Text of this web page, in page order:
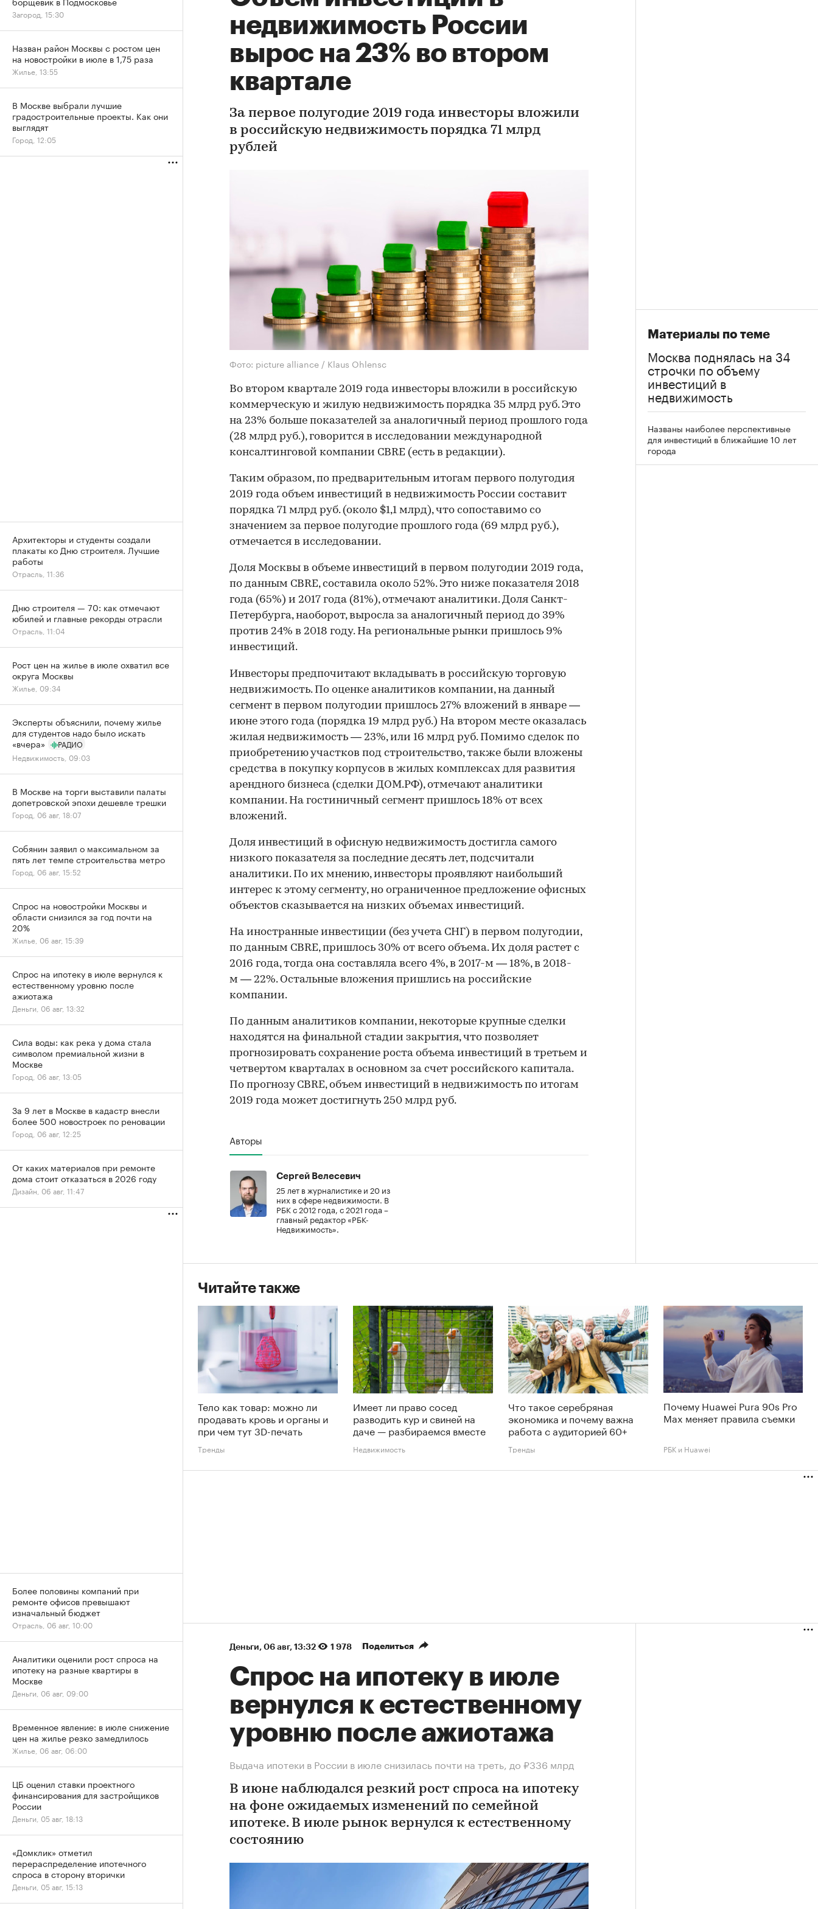
недвижимость России
вырос на 23% во втором
квартале
За первое полугодие 2019 года инвесторы вложили
в российскую недвижимость порядка 71 млрд
рублей
Фото: picture alliance / Klaus Ohlensc
Во втором квартале 2019 года инвесторы вложили в российскую
коммерческую и жилую недвижимость порядка 35 млрд руб. Это
на 23% больше показателей за аналогичный период прошлого года
(28 млрд руб.), говорится в исследовании международной
консалтинговой компании CBRE (есть в редакции).
Таким образом, по предварительным итогам первого полугодия
2019 года объем инвестиций в недвижимость России составит
порядка 71 млрд руб. (около $1,1 млрд), что сопоставимо со
значением за первое полугодие прошлого года (69 млрд руб.),
отмечается в исследовании.
Доля Москвы в объеме инвестиций в первом полугодии 2019 года,
по данным CBRE, составила около 52%. Это ниже показателя 2018
года (65%) и 2017 года (81%), отмечают аналитики. Доля Санкт-
Петербурга, наоборот, выросла за аналогичный период до 39%
против 24% в 2018 году. На региональные рынки пришлось 9%
инвестиций.
Инвесторы предпочитают вкладывать в российскую торговую
недвижимость. По оценке аналитиков компании, на данный
сегмент в первом полугодии пришлось 27% вложений в январе —
июне этого года (порядка 19 млрд руб.) На втором месте оказалась
жилая недвижимость — 23%, или 16 млрд руб. Помимо сделок по
приобретению участков под строительство, также были вложены
средства в покупку корпусов в жилых комплексах для развития
арендного бизнеса (сделки ДОМ.РФ), отмечают аналитики
компании. На гостиничный сегмент пришлось 18% от всех
вложений.
Доля инвестиций в офисную недвижимость достигла самого
низкого показателя за последние десять лет, подсчитали
аналитики. По их мнению, инвесторы проявляют наибольший
интерес к этому сегменту, но ограниченное предложение офисных
объектов сказывается на низких объемах инвестиций.
На иностранные инвестиции (без учета СНГ) в первом полугодии,
по данным CBRE, пришлось 30% от всего объема. Их доля растет с
2016 года, тогда она составляла всего 4%, в 2017-м — 18%, в 2018-
м — 22%. Остальные вложения пришлись на российские
компании.
По данным аналитиков компании, некоторые крупные сделки
находятся на финальной стадии закрытия, что позволяет
прогнозировать сохранение роста объема инвестиций в третьем и
четвертом кварталах в основном за счет российского капитала.
По прогнозу CBRE, объем инвестиций в недвижимость по итогам
2019 года может достигнуть 250 млрд руб.
Авторы
Сергей Велесевич
25 лет в журналистике и 20 из
них в сфере недвижимости. В
РБК с 2012 года, с 2021 года –
главный редактор «РБК-
Недвижимость».
Материалы по теме
Москва поднялась на 34
строчки по объему
инвестиций в
недвижимость
Названы наиболее перспективные
для инвестиций в ближайшие 10 лет
города
Читайте также
Тело как товар: можно ли
продавать кровь и органы и
при чем тут 3D-печать
Тренды
Имеет ли право сосед
разводить кур и свиней на
даче — разбираемся вместе
Недвижимость
Что такое серебряная
экономика и почему важна
работа с аудиторией 60+
Тренды
Почему Huawei Pura 90s Pro
Max меняет правила съемки
РБК и Huawei
Деньги⁠, 06 авг, 13:32 1 978 Поделиться
Спрос на ипотеку в июле
вернулся к естественному
уровню после ажиотажа
Выдача ипотеки в России в июле снизилась почти на треть, до ₽336 млрд
В июне наблюдался резкий рост спроса на ипотеку
на фоне ожидаемых изменений по семейной
ипотеке. В июле рынок вернулся к естественному
состоянию
Загород, 15:30
Назван район Москвы с ростом цен
на новостройки в июле в 1,75 раза
Жилье, 13:55
В Москве выбрали лучшие
градостроительные проекты. Как они
выглядят
Город, 12:05
Архитекторы и студенты создали
плакаты ко Дню строителя. Лучшие
работы
Отрасль, 11:36
Дню строителя — 70: как отмечают
юбилей и главные рекорды отрасли
Отрасль, 11:04
Рост цен на жилье в июле охватил все
округа Москвы
Жилье, 09:34
Эксперты объяснили, почему жилье
для студентов надо было искать
«вчера»
РАДИО
Недвижимость, 09:03
В Москве на торги выставили палаты
допетровской эпохи дешевле трешки
Город, 06 авг, 18:07
Собянин заявил о максимальном за
пять лет темпе строительства метро
Город, 06 авг, 15:52
Спрос на новостройки Москвы и
области снизился за год почти на
20%
Жилье, 06 авг, 15:39
Спрос на ипотеку в июле вернулся к
естественному уровню после
ажиотажа
Деньги, 06 авг, 13:32
Сила воды: как река у дома стала
символом премиальной жизни в
Москве
Город, 06 авг, 13:05
За 9 лет в Москве в кадастр внесли
более 500 новостроек по реновации
Город, 06 авг, 12:25
От каких материалов при ремонте
дома стоит отказаться в 2026 году
Дизайн, 06 авг, 11:47
Более половины компаний при
ремонте офисов превышают
изначальный бюджет
Отрасль, 06 авг, 10:00
Аналитики оценили рост спроса на
ипотеку на разные квартиры в
Москве
Деньги, 06 авг, 09:00
Временное явление: в июле снижение
цен на жилье резко замедлилось
Жилье, 06 авг, 06:00
ЦБ оценил ставки проектного
финансирования для застройщиков
России
Деньги, 05 авг, 18:13
«Домклик» отметил
перераспределение ипотечного
спроса в сторону вторички
Деньги, 05 авг, 15:13